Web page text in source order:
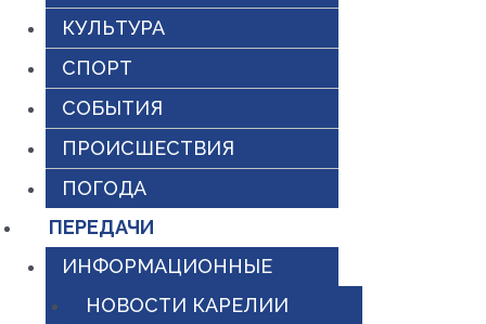
КУЛЬТУРА
СПОРТ
СОБЫТИЯ
ПРОИСШЕСТВИЯ
ПОГОДА
ПЕРЕДАЧИ
ИНФОРМАЦИОННЫЕ
НОВОСТИ КАРЕЛИИ